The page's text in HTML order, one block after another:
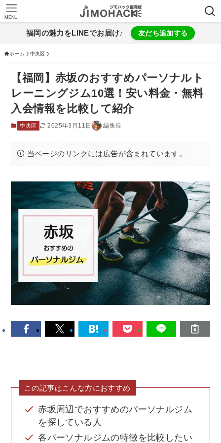
MENU
福岡の魅力をLINEでお届け♪ 友だち追加する
ホーム 中央区
【福岡】赤坂のおすすめパーソナルト
レーニングジム10選！安い料金・無料
入会情報を比較して紹介
中央区 2025年3月11日 編集長
当ページのリンクには広告が含まれています。
この記事はこんな方におすすめ
赤坂周辺でおすすめのパーソナルジム
を探している人
各パーソナルジムの特徴を比較したい